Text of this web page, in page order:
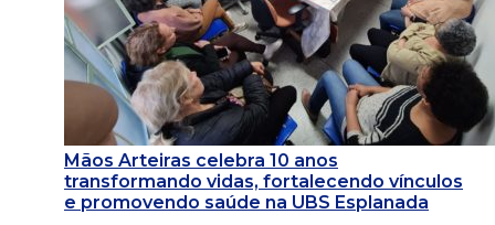
Mãos Arteiras celebra 10 anos
transformando vidas, fortalecendo vínculos
e promovendo saúde na UBS Esplanada